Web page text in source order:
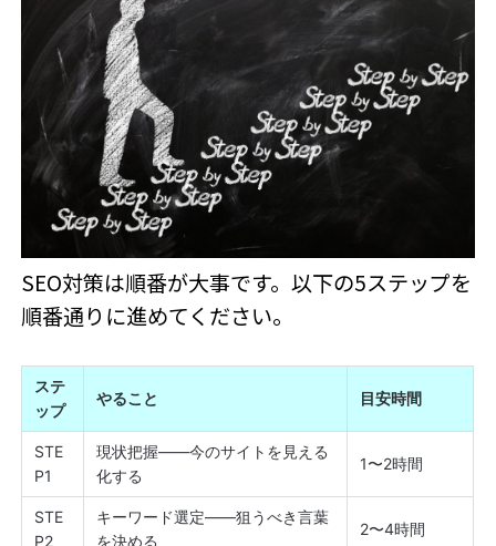
SEO対策は順番が大事です。以下の5ステップを
順番通りに進めてください。
ステ
ップ
やること 目安時間
STE
P1
現状把握——今のサイトを見える
化する
1〜2時間
STE
P2
キーワード選定——狙うべき言葉
を決める
2〜4時間